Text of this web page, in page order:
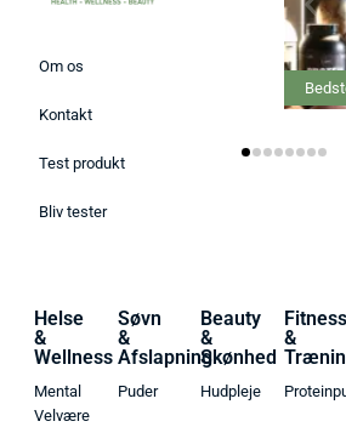
Om os
Kontakt
Test produkt
Bliv tester
Helse
&
Wellness
Mental
Velvære
Søvn
&
Afslapning
Puder
Beauty
&
Skønhed
Hudpleje
Fitness
&